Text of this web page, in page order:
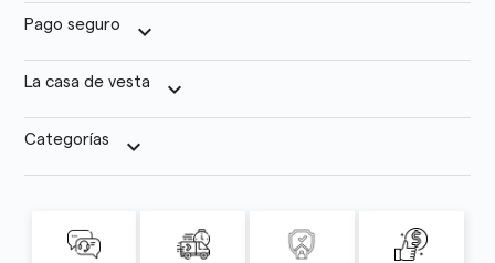
Pago seguro keyboard_arrow_down
La casa de vesta keyboard_arrow_down
Categorías keyboard_arrow_down